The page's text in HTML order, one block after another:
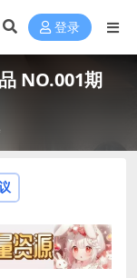
登录
NO.001期